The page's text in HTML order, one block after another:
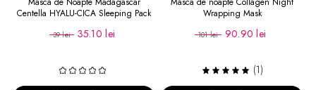
Centella HYALU-CICA Sleeping Pack
39 lei 35.10 lei
Wrapping Mask
101 lei 90.90 lei
(1)